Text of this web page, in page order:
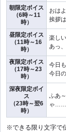
朝限定ボイス
（6時～11
時）
おは
挨拶
昼限定ボイス
（11時～16
時）
楽し
あっ
夜限定ボイス
（17時～23
時）
今日
今日
深夜限定ボイ
ス
（23時～翌6
時）
ふあ
ゃ……
※できる限り文字で